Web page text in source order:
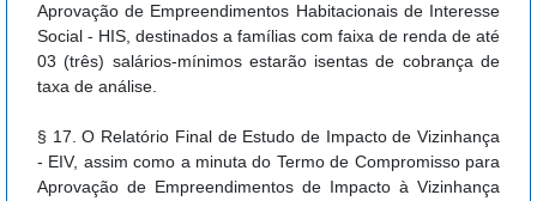
Aprovação de Empreendimentos Habitacionais de Interesse
Social - HIS, destinados a famílias com faixa de renda de até
03 (três) salários-mínimos estarão isentas de cobrança de
taxa de análise.
§ 17. O Relatório Final de Estudo de Impacto de Vizinhança
- EIV, assim como a minuta do Termo de Compromisso para
Aprovação de Empreendimentos de Impacto à Vizinhança